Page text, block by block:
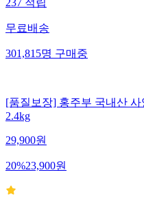
237적립
무료배송
301,815명구매중
[품질보장] 홍주부 국내산
2.4kg
29,900원
20%23,900원